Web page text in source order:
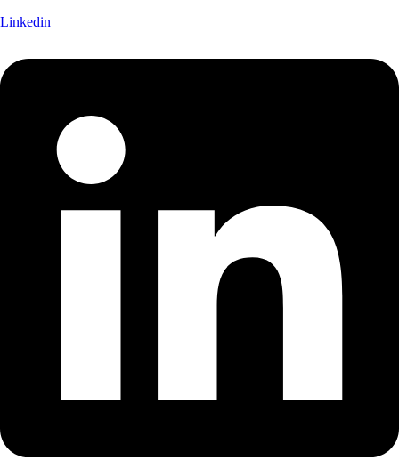
Linkedin